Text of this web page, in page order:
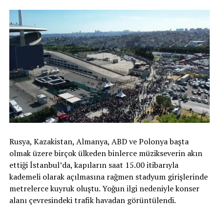
Rusya, Kazakistan, Almanya, ABD ve Polonya başta
olmak üzere birçok ülkeden binlerce müzikseverin akın
ettiği İstanbul’da, kapıların saat 15.00 itibarıyla
kademeli olarak açılmasına rağmen stadyum girişlerinde
metrelerce kuyruk oluştu. Yoğun ilgi nedeniyle konser
alanı çevresindeki trafik havadan görüntülendi.